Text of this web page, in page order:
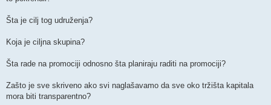
Šta je cilj tog udruženja?
Koja je ciljna skupina?
Šta rade na promociji odnosno šta planiraju raditi na promociji?
Zašto je sve skriveno ako svi naglašavamo da sve oko tržišta kapitala
mora biti transparentno?